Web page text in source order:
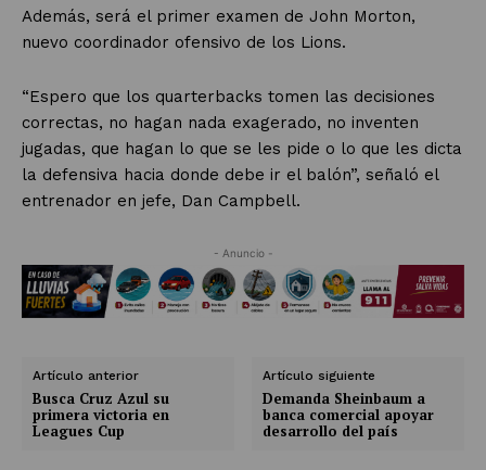
Además, será el primer examen de John Morton,
nuevo coordinador ofensivo de los Lions.
“Espero que los quarterbacks tomen las decisiones
correctas, no hagan nada exagerado, no inventen
jugadas, que hagan lo que se les pide o lo que les dicta
la defensiva hacia donde debe ir el balón”, señaló el
entrenador en jefe, Dan Campbell.
- Anuncio -
Artículo anterior
Busca Cruz Azul su
primera victoria en
Leagues Cup
Artículo siguiente
Demanda Sheinbaum a
banca comercial apoyar
desarrollo del país